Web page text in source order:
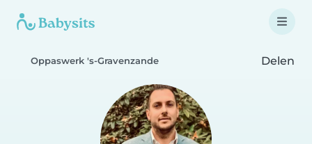
Oppaswerk 's-Gravenzande Delen